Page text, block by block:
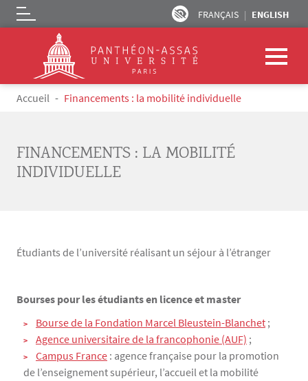
Skip to main content
FRANÇAIS ENGLISH
Logo
Breadcrumb
Accueil Financements : la mobilité individuelle
FINANCEMENTS : LA MOBILITÉ
INDIVIDUELLE
Étudiants de l’université réalisant un séjour à l’étranger
Texte
Bourses pour les étudiants en licence et master
Bourse de la Fondation Marcel Bleustein-Blanchet ;
Agence universitaire de la francophonie (AUF) ;
Campus France : agence française pour la promotion
de l’enseignement supérieur, l’accueil et la mobilité